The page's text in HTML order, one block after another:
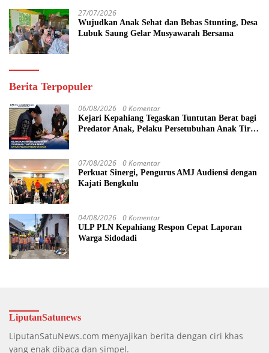
27/07/2026
Wujudkan Anak Sehat dan Bebas Stunting, Desa
Lubuk Saung Gelar Musyawarah Bersama
Berita Terpopuler
06/08/2026 0 Komentar
Kejari Kepahiang Tegaskan Tuntutan Berat bagi
Predator Anak, Pelaku Persetubuhan Anak Tiri
07/08/2026 0 Komentar
Perkuat Sinergi, Pengurus AMJ Audiensi dengan
Kajati Bengkulu
04/08/2026 0 Komentar
ULP PLN Kepahiang Respon Cepat Laporan
Warga Sidodadi
LiputanSatunews
LiputanSatuNews.com menyajikan berita dengan ciri khas
yang enak dibaca dan simpel.